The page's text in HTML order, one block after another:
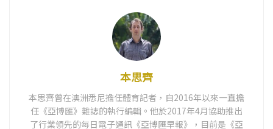
本思齊
本思齊曾在澳洲悉尼擔任體育記者，自2016年以來一直擔
任《亞博匯》雜誌的執行編輯。他於2017年4月協助推出
了行業領先的每日電子通訊《亞博匯早報》，目前是《亞